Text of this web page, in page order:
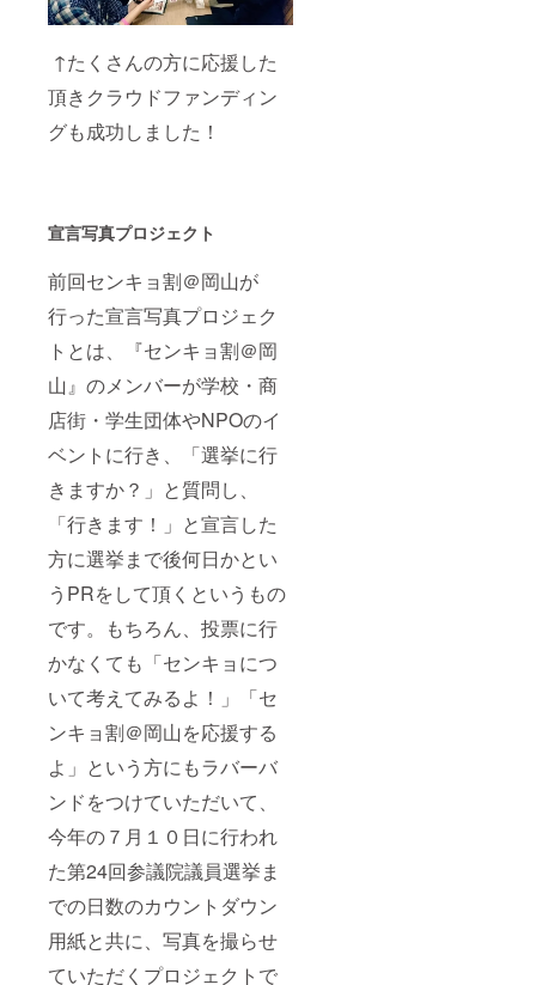
↑たくさんの方に応援した
頂きクラウドファンディン
グも成功しました！
宣言写真プロジェクト
前回センキョ割＠岡山が
行った宣言写真プロジェク
トとは、『センキョ割＠岡
山』のメンバーが学校・商
店街・学生団体やNPOのイ
ベントに行き、「選挙に行
きますか？」と質問し、
「行きます！」と宣言した
方に選挙まで後何日かとい
うPRをして頂くというもの
です。もちろん、投票に行
かなくても「センキョにつ
いて考えてみるよ！」「セ
ンキョ割＠岡山を応援する
よ」という方にもラバーバ
ンドをつけていただいて、
今年の７月１０日に行われ
た第24回参議院議員選挙ま
での日数のカウントダウン
用紙と共に、写真を撮らせ
ていただくプロジェクトで